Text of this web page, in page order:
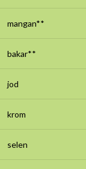
mangan**
bakar**
jod
krom
selen